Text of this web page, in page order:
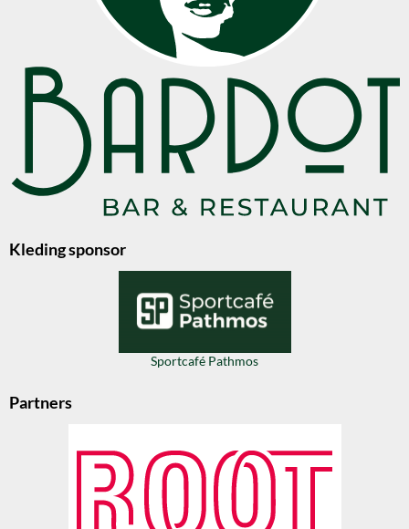
Kleding sponsor
Sportcafé Pathmos
Partners